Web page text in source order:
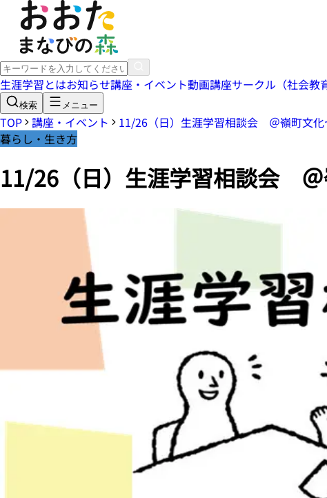
生涯学習とはお知らせ講座・イベント動画講座サークル（社会教
検索 メニュー
TOP 講座・イベント
11/26（日）生涯学習相談会 ＠嶺町文化
暮らし・生き方
11/26（日）生涯学習相談会 ＠